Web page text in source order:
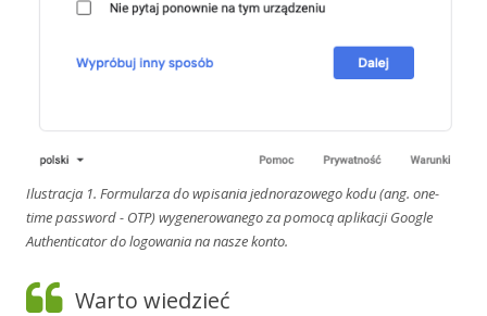
Ilustracja 1. Formularza do wpisania jednorazowego kodu (ang. one-
time password - OTP) wygenerowanego za pomocą aplikacji Google
Authenticator do logowania na nasze konto.
Warto wiedzieć